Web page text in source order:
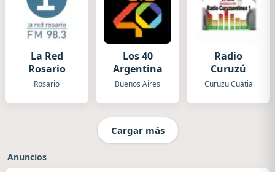
La Red
Rosario
Rosario
Los 40
Argentina
Buenos Aires
Radio
Curuzú
Curuzu Cuatia
Cargar más
Anuncios